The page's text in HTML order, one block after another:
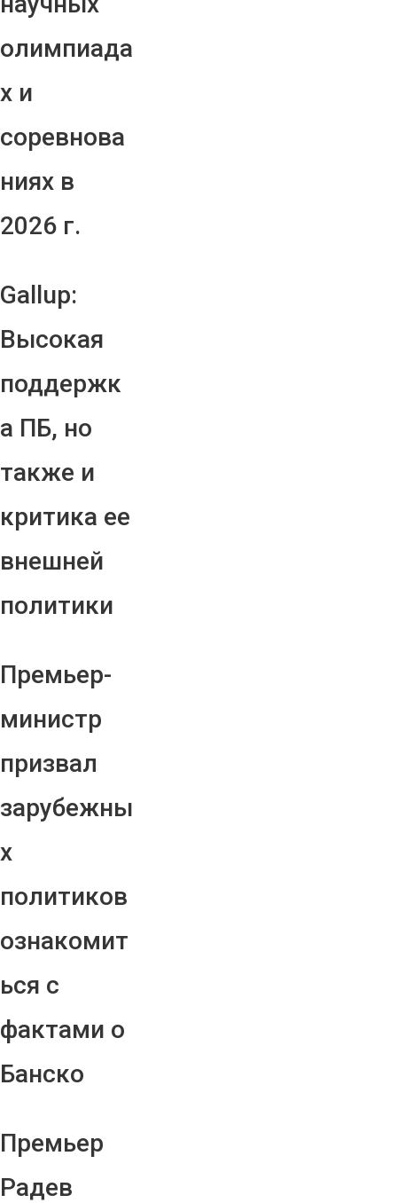
олимпиада
х и
соревнова
ниях в
2026 г.
Gallup:
Высокая
поддержк
а ПБ, но
также и
критика ее
внешней
политики
Премьер-
министр
призвал
зарубежны
х
политиков
ознакомит
ься с
фактами о
Банско
Премьер
Радев